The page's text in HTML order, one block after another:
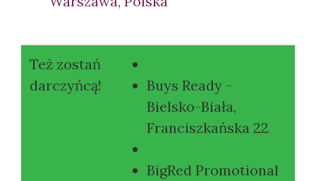
Też zostań
darczyńcą!
Buys Ready -
Bielsko-Biała,
Franciszkańska 22
BigRed Promotional